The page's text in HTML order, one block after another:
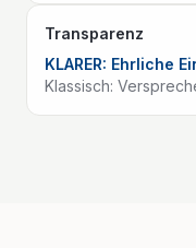
Transparenz
KLARER: Ehrliche
Klassisch: